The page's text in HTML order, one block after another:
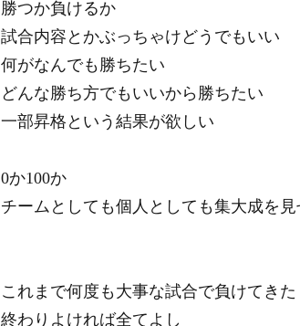
勝つか負けるか
試合内容とかぶっちゃけどうでもいい
何がなんでも勝ちたい
どんな勝ち方でもいいから勝ちたい
一部昇格という結果が欲しい
0か100か
チームとしても個人としても集大成を
これまで何度も大事な試合で負けてきた
終わりよければ全てよし